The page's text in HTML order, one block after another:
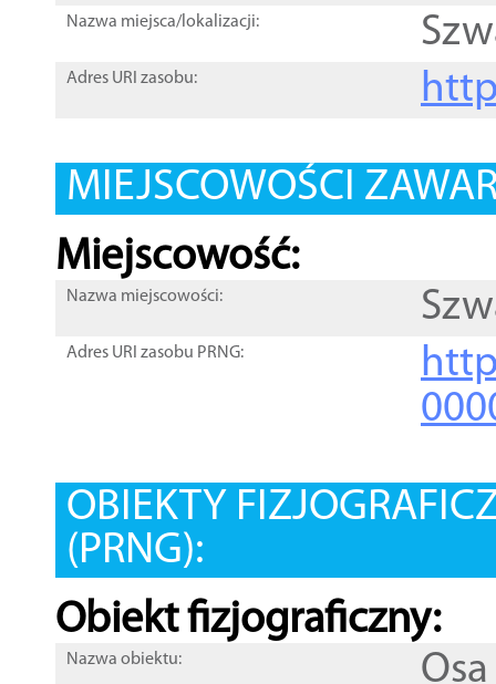
Nazwa miejsca/lokalizacji:
Adres URI zasobu:
MIEJSCOWOŚCI
Miejscowość:
Nazwa miejscowości:
Adres URI zasobu PRNG:
OBIEKTY
(PRNG):
Obiekt fizjograficzny:
Nazwa obiektu: Osa